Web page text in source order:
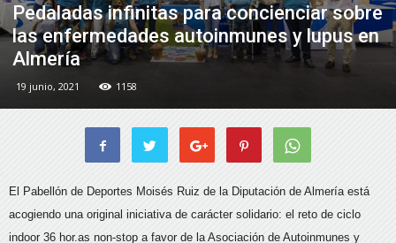
Pedaladas infinitas para concienciar sobre
las enfermedades autoinmunes y lupus en
Almería
19 junio, 2021 1158
El Pabellón de Deportes Moisés Ruiz de la Diputación de Almería está
acogiendo una original iniciativa de carácter solidario: el reto de ciclo
indoor 36 hor.as non-stop a favor de la Asociación de Autoinmunes y